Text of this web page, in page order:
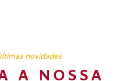
novidades
A NOSSA